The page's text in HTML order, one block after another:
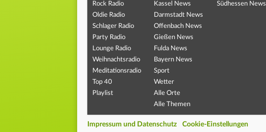
Rock Radio
Oldie Radio
Schlager Radio
Party Radio
Lounge Radio
Weihnachtsradio
Meditationsradio
Top 40
Playlist
Kassel News
Darmstadt News
Offenbach News
Gießen News
Fulda News
Bayern News
Sport
Wetter
Alle Orte
Alle Themen
Südhessen News
Impressum und Datenschutz Cookie-Einstellungen